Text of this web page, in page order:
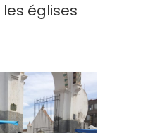
églises